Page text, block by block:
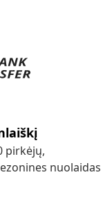
pirkėjų,
nuolaidas